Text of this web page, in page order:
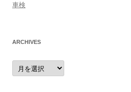
車検
ARCHIVES
archives